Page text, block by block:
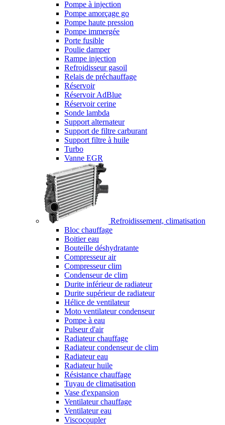
Pompe à injection
Pompe amorçage go
Pompe haute pression
Pompe immergée
Porte fusible
Poulie damper
Rampe injection
Refroidisseur gasoil
Relais de préchauffage
Réservoir
Réservoir AdBlue
Réservoir cerine
Sonde lambda
Support alternateur
Support de filtre carburant
Support filtre à huile
Turbo
Vanne EGR
Refroidissement, climatisation
Bloc chauffage
Boitier eau
Bouteille déshydratante
Compresseur air
Compresseur clim
Condenseur de clim
Durite inférieur de radiateur
Durite supérieur de radiateur
Hélice de ventilateur
Moto ventilateur condenseur
Pompe à eau
Pulseur d'air
Radiateur chauffage
Radiateur condenseur de clim
Radiateur eau
Radiateur huile
Résistance chauffage
Tuyau de climatisation
Vase d'expansion
Ventilateur chauffage
Ventilateur eau
Viscocoupler